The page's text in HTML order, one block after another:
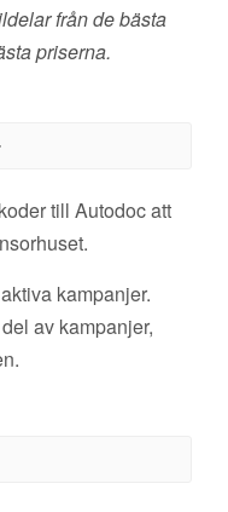
från de bästa
priserna.
till Autodoc att
kampanjer.
av kampanjer,